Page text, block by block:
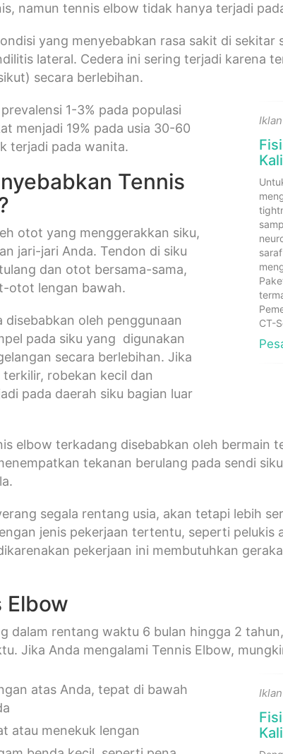
namun tennis elbow tidak hanya terjadi
yang menyebabkan rasa sakit di sekitar
lateral. Cedera ini sering terjadi karena
secara berlebihan.
CT-
1-3% pada populasi
menjadi 19% pada usia 30-60
terjadi pada wanita.
Tennis
otot yang menggerakkan siku,
jari-jari Anda. Tendon di siku
dan otot bersama-sama,
otot lengan bawah.
disebabkan oleh penggunaan
pada siku yang digunakan
secara berlebihan. Jika
robekan kecil dan
pada daerah siku bagian luar
elbow terkadang disebabkan oleh bermain
tekanan berulang pada sendi
segala rentang usia, akan tetapi lebih
jenis pekerjaan tertentu, seperti pelukis
pekerjaan ini membutuhkan
Elbow
dalam rentang waktu 6 bulan hingga 2
Jika Anda mengalami Tennis Elbow,
atas Anda, tepat di bawah
atau menekuk lengan